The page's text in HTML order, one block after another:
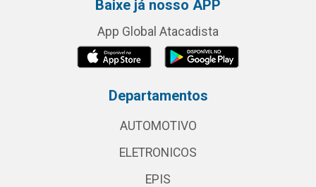
Baixe já nosso APP
App Global Atacadista
Departamentos
AUTOMOTIVO
ELETRONICOS
EPIS